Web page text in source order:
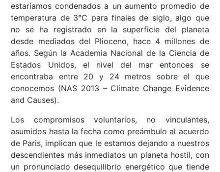
estaríamos condenados a un aumento promedio de
temperatura de 3°C para finales de siglo, algo que
no se ha registrado en la superficie del planeta
desde mediados del Plioceno, hace 4 millones de
años. Según la Academia Nacional de la Ciencia de
Estados Unidos, el nivel del mar entonces se
encontraba entre 20 y 24 metros sobre el que
conocemos (NAS 2013 – Climate Change Evidence
and Causes).
Los compromisos voluntarios, no vinculantes,
asumidos hasta la fecha como preámbulo al acuerdo
de Paris, implican que le estamos dejando a nuestros
descendientes más inmediatos un planeta hostil, con
un pronunciado desequilibrio energético que tiende